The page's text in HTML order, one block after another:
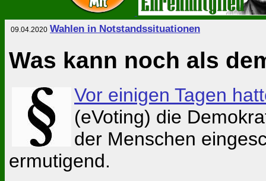
09.04.2020 Wahlen in Notstandssituationen
Was kann noch als
Vor einigen Tagen
(eVoting) die
der Menschen
ermutigend.